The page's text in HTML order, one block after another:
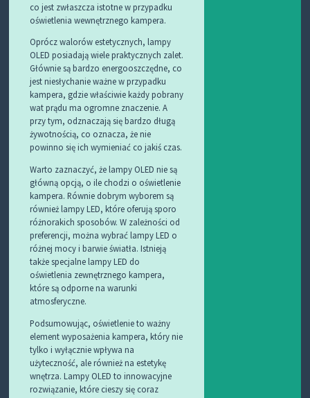
co jest zwłaszcza istotne w przypadku
oświetlenia wewnętrznego kampera.
Oprócz walorów estetycznych, lampy
OLED posiadają wiele praktycznych zalet.
Głównie są bardzo energooszczędne, co
jest niesłychanie ważne w przypadku
kampera, gdzie właściwie każdy pobrany
wat prądu ma ogromne znaczenie. A
przy tym, odznaczają się bardzo długą
żywotnością, co oznacza, że nie
powinno się ich wymieniać co jakiś czas.
Warto zaznaczyć, że lampy OLED nie są
główną opcją, o ile chodzi o oświetlenie
kampera. Równie dobrym wyborem są
również lampy LED, które oferują sporo
różnorakich sposobów. W zależności od
preferencji, można wybrać lampy LED o
różnej mocy i barwie światła. Istnieją
także specjalne lampy LED do
oświetlenia zewnętrznego kampera,
które są odporne na warunki
atmosferyczne.
Podsumowując, oświetlenie to ważny
element wyposażenia kampera, który nie
tylko i wyłącznie wpływa na
użyteczność, ale również na estetykę
wnętrza. Lampy OLED to innowacyjne
rozwiązanie, które cieszy się coraz